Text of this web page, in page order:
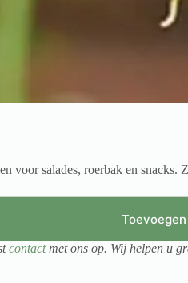
voor salades, roerbak en snacks.
contactmet ons op. Wij helpen u